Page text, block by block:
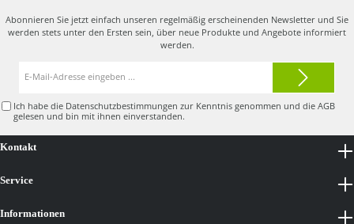
Abonnieren Sie jetzt einfach unseren regelmäßig erscheinenden Newsletter und Sie
werden stets unter den Ersten sein, über neue Produkte und Angebote informiert
werden.
Ich habe die Datenschutzbestimmungen zur Kenntnis genommen und dieAGB
gelesen und bin mit ihnen einverstanden.
Kontakt
Service
Informationen